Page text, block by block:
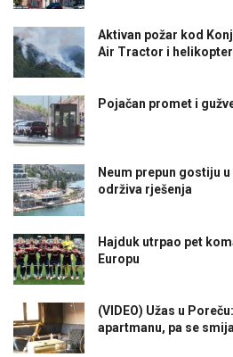
Aktivan požar kod
Air Tractor i helikopter
Pojačan promet i
Neum prepun gostiju
održiva rješenja
Hajduk utrpao pet
Europu
(VIDEO) Užas u
apartmanu, pa se